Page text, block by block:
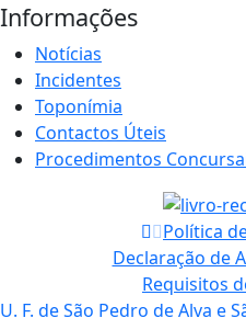
Informações
Notícias
Incidentes
Toponímia
Contactos Úteis
Procedimentos
Política
Declaração de
Requisitos
U. F. de São Pedro de Alva e